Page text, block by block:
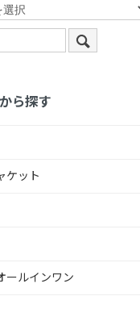
ら探す
ケット
ールインワン